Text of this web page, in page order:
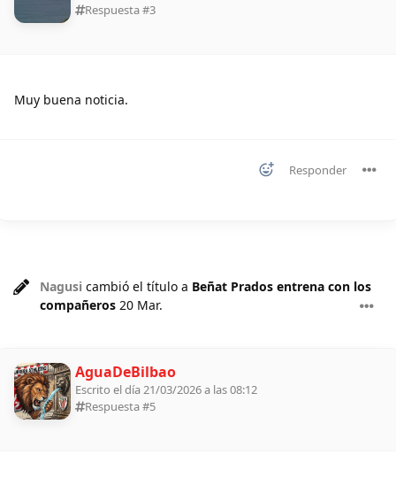
Respuesta #3
Muy buena noticia.
Responder
Nagusi cambió el título a Beñat Prados entrena con los
compañeros 20 Mar.
AguaDeBilbao
Escrito el día 21/03/2026 a las 08:12
Respuesta #5